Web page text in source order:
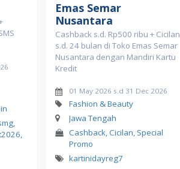
,
,
Emas Semar
Nusantara
Cashback s.d. Rp500 ribu + Cicilan
s.d. 24 bulan di Toko Emas Semar
Nusantara dengan Mandiri Kartu
Kredit
01 May 2026 s.d 31 Dec 2026
Fashion & Beauty
Jawa Tengah
Cashback, Cicilan, Special
Promo
kartinidayreg7